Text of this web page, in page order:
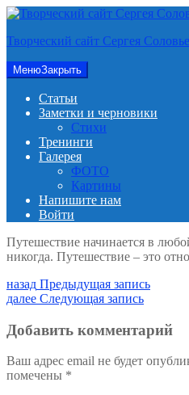
Перейти
содержимому
Творческий сайт Сергея
МенюЗакрыть
Статьи
Заметки и черновики
Стихи
Тренинги
Галерея
ФОТО
Картины
Напишите нам
Войти
Путешествие начинается в
никогда. Путешествие – это
Навигация
по
записям
назад Предыдущая
запись:
Предыдущая запись
далее Следующая
Следующая запись
Добавить комментарий
Ваш адрес email не будет
помечены *